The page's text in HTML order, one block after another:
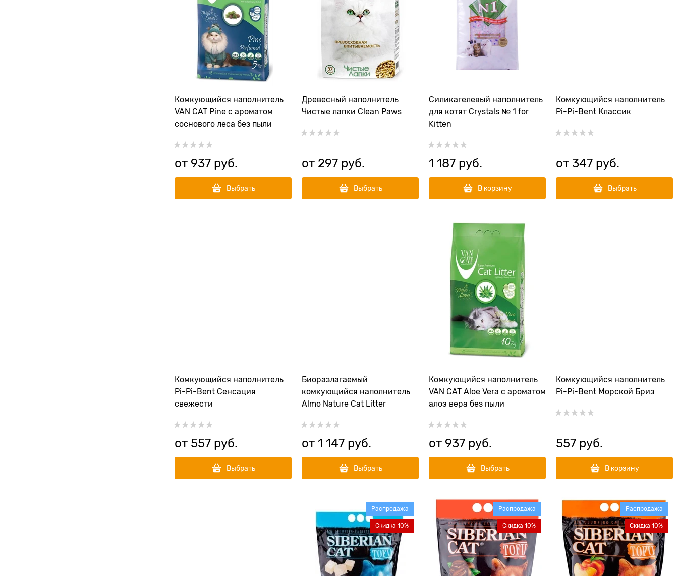
Комкующийся наполнитель
VAN CAT Pine с ароматом
соснового леса без пыли
от 937 руб.
Выбрать
Древесный наполнитель
Чистые лапки Clean Paws
от 297 руб.
Выбрать
Силикагелевый наполнитель
для котят Crystals № 1 for
Kitten
1 187 руб.
В корзину
Комкующийся наполнитель
Pi-Pi-Bent Классик
от 347 руб.
Выбрать
Комкующийся наполнитель
Pi-Pi-Bent Сенсация
свежести
от 557 руб.
Выбрать
Биоразлагаемый
комкующийся наполнитель
Almo Nature Cat Litter
от 1 147 руб.
Выбрать
Комкующийся наполнитель
VAN CAT Aloe Vera с ароматом
алоэ вера без пыли
от 937 руб.
Выбрать
Комкующийся наполнитель
Pi-Pi-Bent Морской Бриз
557 руб.
В корзину
Распродажа
Скидка 10%
Распродажа
Скидка 10%
Распродажа
Скидка 10%